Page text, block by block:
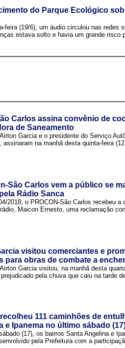
do Parque Ecológico
feira (19/6), um áudio circulou nas redes
estava solto e havia um grande risco
Carlos assina convênio de
de Saneamento
Garcia e o presidente do Serviço
assinaram na manhã desta quinta-feira
São Carlos vem a público se
Rádio Sanca
2018, o PROCON-São Carlos recebeu
Maicon Ernesto, uma reclamação
visitou comerciantes e
para obras de combate a
Garcia visitou, na manhã desta
pela chuva que caiu na tarde
111 caminhões de
e Ipanema no último sábado
(17), os bairros Santa Angelina e
pela Prefeitura com a